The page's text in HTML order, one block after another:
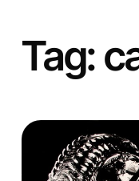
Tag: